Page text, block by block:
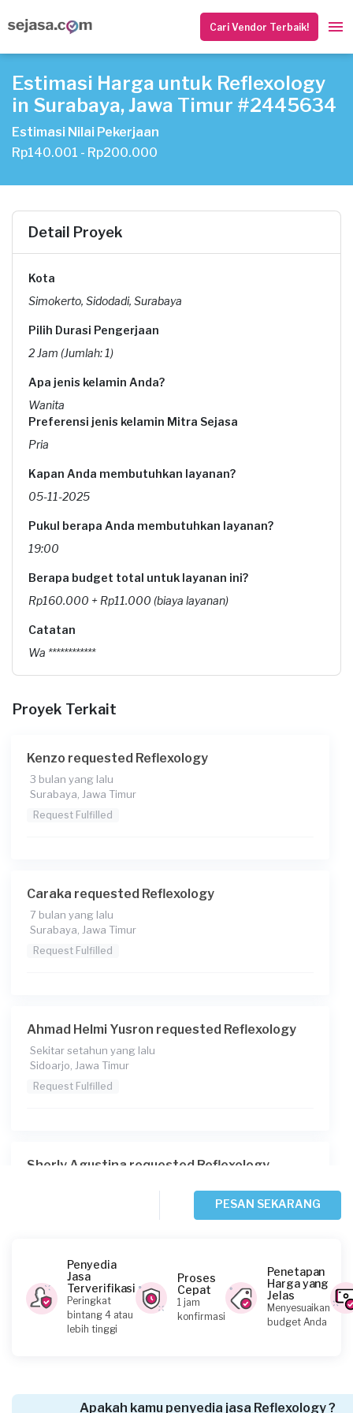
Cari Vendor Terbaik!
Estimasi Harga untuk Reflexology
in Surabaya, Jawa Timur #2445634
Estimasi Nilai Pekerjaan
Rp140.001 - Rp200.000
Detail Proyek
Kota
Simokerto, Sidodadi, Surabaya
Pilih Durasi Pengerjaan
2 Jam (Jumlah: 1)
Apa jenis kelamin Anda?
Wanita
Preferensi jenis kelamin Mitra Sejasa
Pria
Kapan Anda membutuhkan layanan?
05-11-2025
Pukul berapa Anda membutuhkan layanan?
19:00
Berapa budget total untuk layanan ini?
Rp160.000 + Rp11.000 (biaya layanan)
Catatan
Wa ************
Proyek Terkait
Kenzo requested Reflexology
3 bulan yang lalu
Surabaya, Jawa Timur
Request Fulfilled
Caraka requested Reflexology
7 bulan yang lalu
Surabaya, Jawa Timur
Request Fulfilled
Ahmad Helmi Yusron requested Reflexology
Sekitar setahun yang lalu
Sidoarjo, Jawa Timur
Request Fulfilled
Sherly Agustina requested Reflexology
Wanda requested Reflexology
Lebih dari setahun yang lalu
Surabaya, Jawa Timur
PESAN SEKARANG
Penyedia
Jasa
Terverifikasi
Peringkat
bintang 4 atau
lebih tinggi
Proses
Cepat
1 jam
konfirmasi
Penetapan
Harga yang
Jelas
Menyesuaikan
budget Anda
Apakah kamu penyedia jasa Reflexology ?